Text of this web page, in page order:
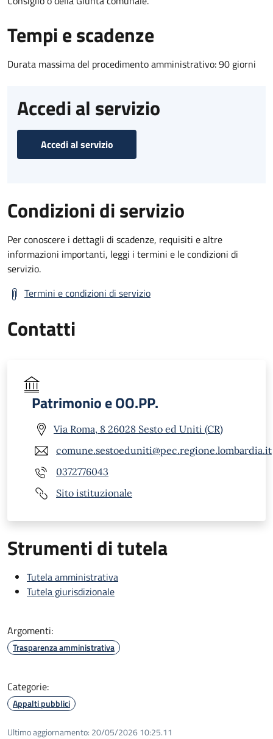
Tempi e scadenze
Durata massima del procedimento amministrativo: 90 giorni
Accedi al servizio
Accedi al servizio
Condizioni di servizio
Per conoscere i dettagli di scadenze, requisiti e altre
informazioni importanti, leggi i termini e le condizioni di
servizio.
Termini e condizioni di servizio
Contatti
Patrimonio e OO.PP.
Via Roma, 8 26028 Sesto ed Uniti (CR)
comune.sestoeduniti@pec.regione.lombardia.it
0372776043
Sito istituzionale
Strumenti di tutela
Tutela amministrativa
Tutela giurisdizionale
Argomenti:
Trasparenza amministrativa
Categorie:
Appalti pubblici
Ultimo aggiornamento: 20/05/2026 10:25.11